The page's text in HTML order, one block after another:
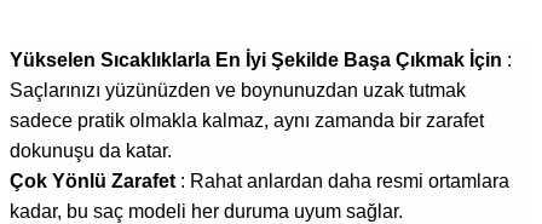
Yükselen Sıcaklıklarla En İyi Şekilde Başa Çıkmak İçin :
Saçlarınızı yüzünüzden ve boynunuzdan uzak tutmak
sadece pratik olmakla kalmaz, aynı zamanda bir zarafet
dokunuşu da katar.
Çok Yönlü Zarafet : Rahat anlardan daha resmi ortamlara
kadar, bu saç modeli her duruma uyum sağlar.